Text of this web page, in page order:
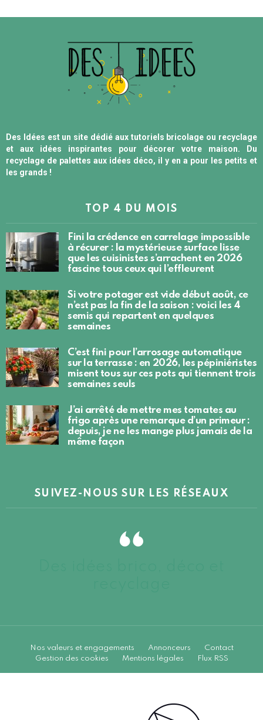
Des Idées est un site dédié aux tutoriels bricolage ou recyclage
et aux idées inspirantes pour décorer votre maison. Du
recyclage de palettes aux idées déco, il y en a pour les petits et
les grands !
TOP 4 DU MOIS
Fini la crédence en carrelage impossible
à récurer : la mystérieuse surface lisse
que les cuisinistes s’arrachent en 2026
fascine tous ceux qui l’effleurent
Si votre potager est vide début août, ce
n’est pas la fin de la saison : voici les 4
semis qui repartent en quelques
semaines
C’est fini pour l’arrosage automatique
sur la terrasse : en 2026, les pépiniéristes
misent tous sur ces pots qui tiennent trois
semaines seuls
J’ai arrêté de mettre mes tomates au
frigo après une remarque d’un primeur :
depuis, je ne les mange plus jamais de la
même façon
SUIVEZ-NOUS SUR LES RÉSEAUX
Nos valeurs et engagements Annonceurs
Contact
Gestion des cookies
Mentions légales Flux RSS